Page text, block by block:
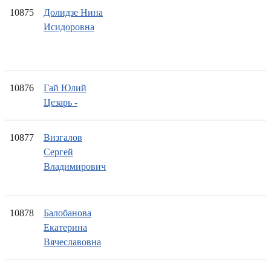
10875
Долидзе Нина
Исидоровна
10876
Гай Юлий
Цезарь -
10877
Визгалов
Сергей
Владимирович
10878
Балобанова
Екатерина
Вячеславовна